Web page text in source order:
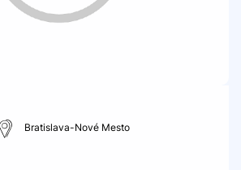
Bratislava-Nové Mesto